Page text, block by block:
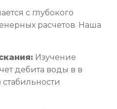
с глубокого
расчетов. Наша
Изучение
дебита воды в в